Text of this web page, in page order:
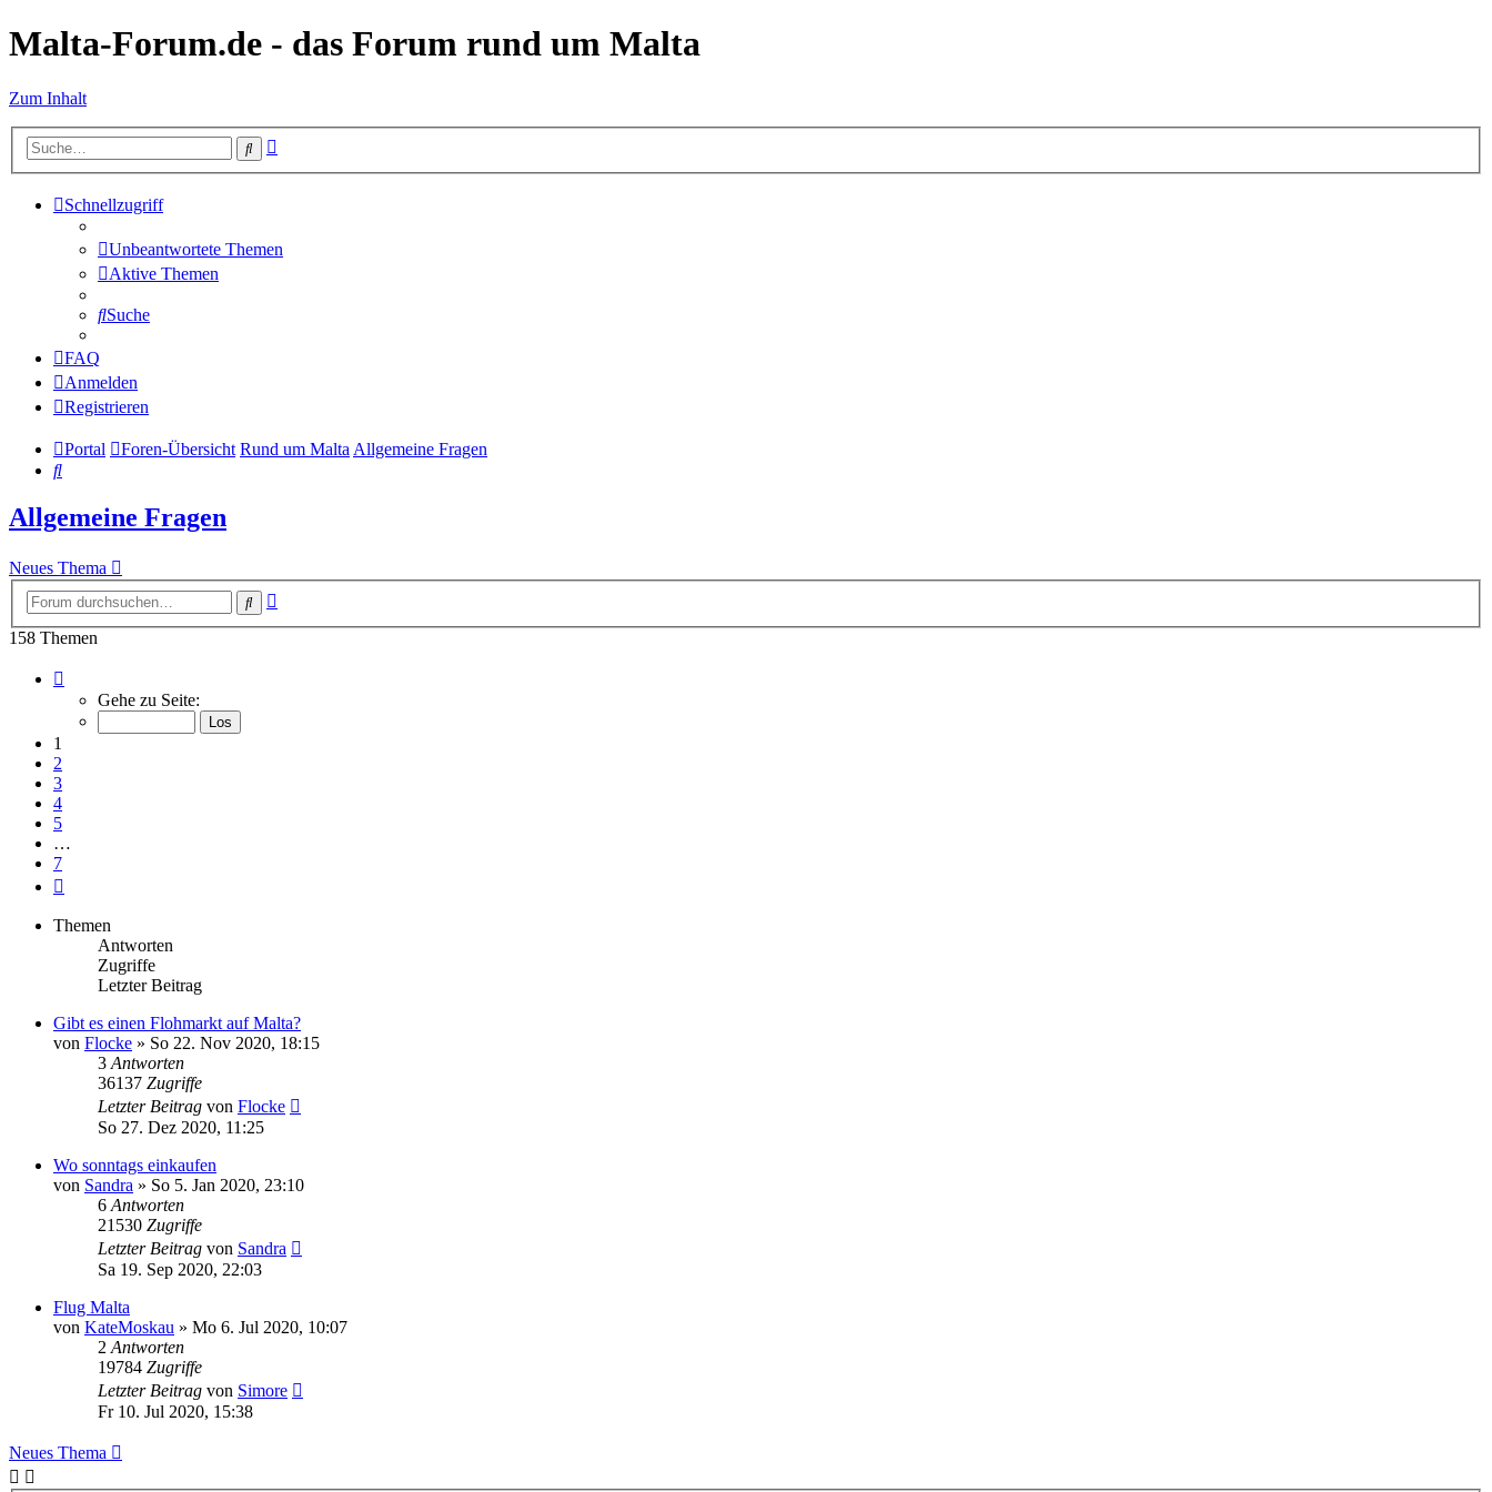
Malta-Forum.de - das Forum rund um Malta
Zum Inhalt
Suche
Schnellzugriff
Unbeantwortete Themen
Aktive Themen
Suche
FAQ
Anmelden
Registrieren
Portal Foren-Übersicht Rund um MaltaAllgemeine Fragen
Suche
Allgemeine Fragen
Neues Thema
Suche
158 Themen
von
Gehe zu Seite:
1
2
3
4
5
…
7
Themen
Antworten
Zugriffe
Letzter Beitrag
Gibt es einen Flohmarkt auf Malta?
von Flocke » So 22. Nov 2020, 18:15
3 Antworten
36137 Zugriffe
Letzter Beitrag von Flocke
So 27. Dez 2020, 11:25
Wo sonntags einkaufen
von Sandra » So 5. Jan 2020, 23:10
6 Antworten
21530 Zugriffe
Letzter Beitrag von Sandra
Sa 19. Sep 2020, 22:03
Flug Malta
von KateMoskau » Mo 6. Jul 2020, 10:07
2 Antworten
19784 Zugriffe
Letzter Beitrag von Simore
Fr 10. Jul 2020, 15:38
Neues Thema